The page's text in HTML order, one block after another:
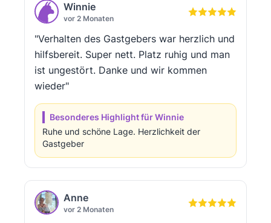
Winnie
vor 2 Monaten
"Verhalten des Gastgebers war herzlich und
hilfsbereit. Super nett. Platz ruhig und man
ist ungestört. Danke und wir kommen
wieder"
Besonderes Highlight für Winnie
Ruhe und schöne Lage. Herzlichkeit der
Gastgeber
Anne
vor 2 Monaten